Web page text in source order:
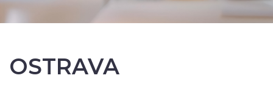
OSTRAVA